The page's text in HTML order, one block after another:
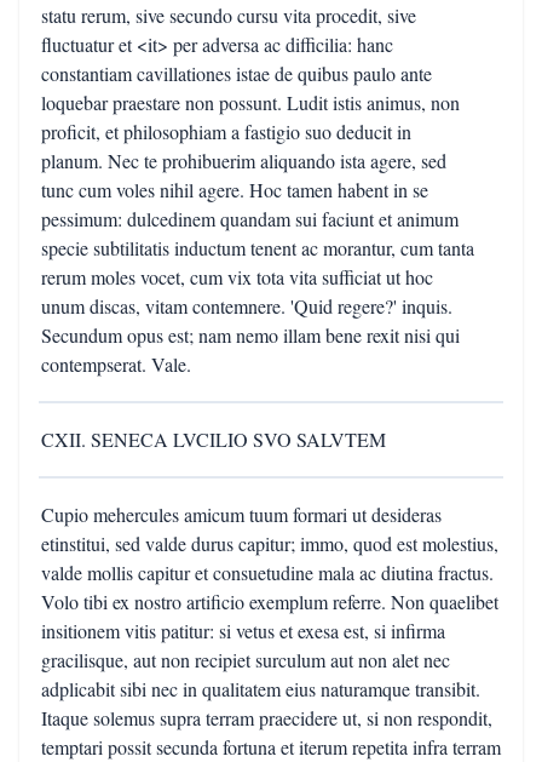
statu rerum, sive secundo cursu vita procedit, sive
fluctuatur et <it> per adversa ac difficilia: hanc
constantiam cavillationes istae de quibus paulo ante
loquebar praestare non possunt. Ludit istis animus, non
proficit, et philosophiam a fastigio suo deducit in
planum. Nec te prohibuerim aliquando ista agere, sed
tunc cum voles nihil agere. Hoc tamen habent in se
pessimum: dulcedinem quandam sui faciunt et animum
specie subtilitatis inductum tenent ac morantur, cum tanta
rerum moles vocet, cum vix tota vita sufficiat ut hoc
unum discas, vitam contemnere. 'Quid regere?' inquis.
Secundum opus est; nam nemo illam bene rexit nisi qui
contempserat. Vale.
CXII. SENECA LVCILIO SVO SALVTEM
Cupio mehercules amicum tuum formari ut desideras
etinstitui, sed valde durus capitur; immo, quod est molestius,
valde mollis capitur et consuetudine mala ac diutina fractus.
Volo tibi ex nostro artificio exemplum referre. Non quaelibet
insitionem vitis patitur: si vetus et exesa est, si infirma
gracilisque, aut non recipiet surculum aut non alet nec
adplicabit sibi nec in qualitatem eius naturamque transibit.
Itaque solemus supra terram praecidere ut, si non respondit,
temptari possit secunda fortuna et iterum repetita infra terram